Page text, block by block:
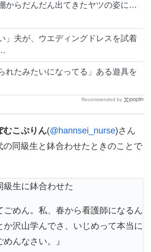
からだんだん出てきたヤツの姿に…
」夫が、ウエディングドレスを試着
れたみたいになってる」ある遊具を
Recommended by
むこぷりん(@hannsei_nurse)さん
の同級生と鉢合わせたときのことで
級生に鉢合わせた
ごめん。私、春から看護師になるん
か沢山学んでさ、いじめって本当に
んなさい。』